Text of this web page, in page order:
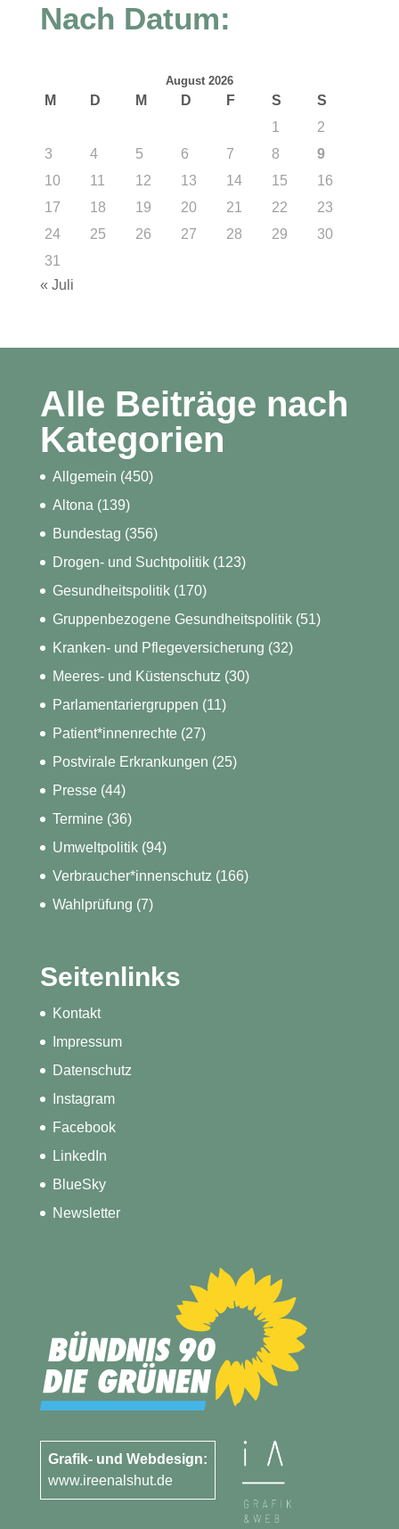
Nach Datum:
August 2026
M D M D F S
S
1
2
3
4 5 6 7 8
9
10
11 12 13 14 15
16
17
18 19 20 21 22
23
24
25 26 27 28 29
30
31
« Juli
Alle Beiträge nach
Kategorien
Allgemein (450)
Altona (139)
Bundestag (356)
Drogen- und Suchtpolitik(123)
Gesundheitspolitik(170)
Gruppenbezogene Gesundheitspolitik(51)
Kranken- und Pflegeversicherung (32)
Meeres- und Küstenschutz (30)
Parlamentariergruppen (11)
Patient*innenrechte(27)
Postvirale Erkrankungen (25)
Presse(44)
Termine(36)
Umweltpolitik(94)
Verbraucher*innenschutz (166)
Wahlprüfung (7)
Seitenlinks
Kontakt
Impressum
Datenschutz
Instagram
Facebook
LinkedIn
BlueSky
Newsletter
Grafik- und Webdesign:
www.ireenalshut.de